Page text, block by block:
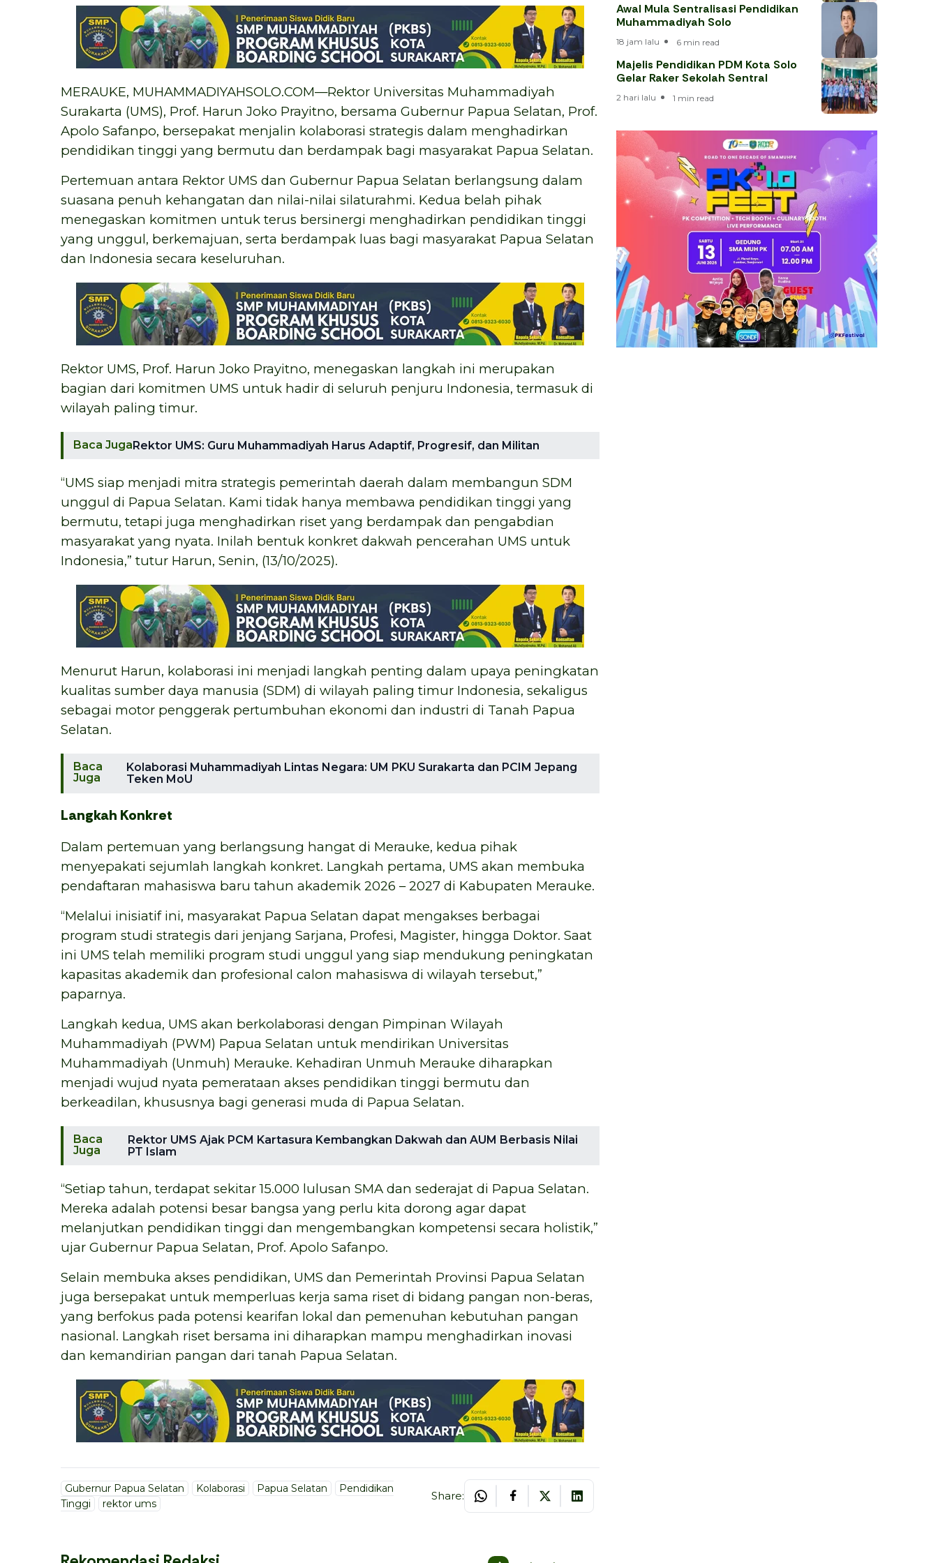
MERAUKE, MUHAMMADIYAHSOLO.COM—Rektor Universitas Muhammadiyah
Surakarta (UMS), Prof. Harun Joko Prayitno, bersama Gubernur Papua Selatan, Prof.
Apolo Safanpo, bersepakat menjalin kolaborasi strategis dalam menghadirkan
pendidikan tinggi yang bermutu dan berdampak bagi masyarakat Papua Selatan.
Pertemuan antara Rektor UMS dan Gubernur Papua Selatan berlangsung dalam
suasana penuh kehangatan dan nilai-nilai silaturahmi. Kedua belah pihak
menegaskan komitmen untuk terus bersinergi menghadirkan pendidikan tinggi
yang unggul, berkemajuan, serta berdampak luas bagi masyarakat Papua Selatan
dan Indonesia secara keseluruhan.
Rektor UMS, Prof. Harun Joko Prayitno, menegaskan langkah ini merupakan
bagian dari komitmen UMS untuk hadir di seluruh penjuru Indonesia, termasuk di
wilayah paling timur.
Baca JugaRektor UMS: Guru Muhammadiyah Harus Adaptif, Progresif, dan Militan
“UMS siap menjadi mitra strategis pemerintah daerah dalam membangun SDM
unggul di Papua Selatan. Kami tidak hanya membawa pendidikan tinggi yang
bermutu, tetapi juga menghadirkan riset yang berdampak dan pengabdian
masyarakat yang nyata. Inilah bentuk konkret dakwah pencerahan UMS untuk
Indonesia,” tutur Harun, Senin, (13/10/2025).
Menurut Harun, kolaborasi ini menjadi langkah penting dalam upaya peningkatan
kualitas sumber daya manusia (SDM) di wilayah paling timur Indonesia, sekaligus
sebagai motor penggerak pertumbuhan ekonomi dan industri di Tanah Papua
Selatan.
Baca
Juga
Kolaborasi Muhammadiyah Lintas Negara: UM PKU Surakarta dan PCIM Jepang
Teken MoU
Langkah Konkret
Dalam pertemuan yang berlangsung hangat di Merauke, kedua pihak
menyepakati sejumlah langkah konkret. Langkah pertama, UMS akan membuka
pendaftaran mahasiswa baru tahun akademik 2026 – 2027 di Kabupaten Merauke.
“Melalui inisiatif ini, masyarakat Papua Selatan dapat mengakses berbagai
program studi strategis dari jenjang Sarjana, Profesi, Magister, hingga Doktor. Saat
ini UMS telah memiliki program studi unggul yang siap mendukung peningkatan
kapasitas akademik dan profesional calon mahasiswa di wilayah tersebut,”
paparnya.
Langkah kedua, UMS akan berkolaborasi dengan Pimpinan Wilayah
Muhammadiyah (PWM) Papua Selatan untuk mendirikan Universitas
Muhammadiyah (Unmuh) Merauke. Kehadiran Unmuh Merauke diharapkan
menjadi wujud nyata pemerataan akses pendidikan tinggi bermutu dan
berkeadilan, khususnya bagi generasi muda di Papua Selatan.
Baca
Juga
Rektor UMS Ajak PCM Kartasura Kembangkan Dakwah dan AUM Berbasis Nilai
PT Islam
“Setiap tahun, terdapat sekitar 15.000 lulusan SMA dan sederajat di Papua Selatan.
Mereka adalah potensi besar bangsa yang perlu kita dorong agar dapat
melanjutkan pendidikan tinggi dan mengembangkan kompetensi secara holistik,”
ujar Gubernur Papua Selatan, Prof. Apolo Safanpo.
Selain membuka akses pendidikan, UMS dan Pemerintah Provinsi Papua Selatan
juga bersepakat untuk memperluas kerja sama riset di bidang pangan non-beras,
yang berfokus pada potensi kearifan lokal dan pemenuhan kebutuhan pangan
nasional. Langkah riset bersama ini diharapkan mampu menghadirkan inovasi
dan kemandirian pangan dari tanah Papua Selatan.
Gubernur Papua Selatan Kolaborasi Papua Selatan
Pendidikan
Tinggi
rektor ums
Share:
Awal Mula Sentralisasi Pendidikan
Muhammadiyah Solo
18 jam lalu 6 min read
Majelis Pendidikan PDM Kota Solo
Gelar Raker Sekolah Sentral
2 hari lalu 1 min read